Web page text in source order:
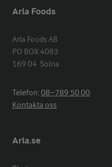
Arla Foods
Arla Foods AB
PO BOX 4083
169 04  Solna
Telefon:08−789 50 00
Kontakta oss
Arla.se